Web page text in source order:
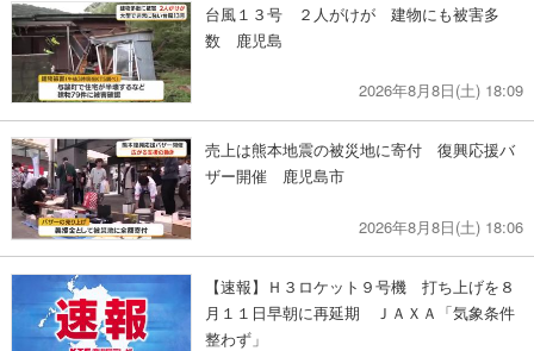
台風１３号 ２人がけが 建物にも被害多
数 鹿児島
2026年8月8日(土) 18:09
売上は熊本地震の被災地に寄付 復興応援バ
ザー開催 鹿児島市
2026年8月8日(土) 18:06
【速報】Ｈ３ロケット９号機 打ち上げを８
月１１日早朝に再延期 ＪＡＸＡ「気象条件
整わず」